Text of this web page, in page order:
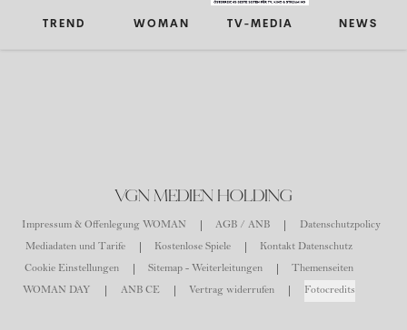
TREND WOMAN TV-MEDIA NEWS
VGN MEDIEN HOLDING
Impressum & Offenlegung WOMAN AGB / ANB
Datenschutzpolicy
Mediadaten und Tarife
Kostenlose Spiele
Kontakt Datenschutz
Cookie Einstellungen
Sitemap - Weiterleitungen
Themenseiten
WOMAN DAY
ANB CE Vertrag widerrufen Fotocredits